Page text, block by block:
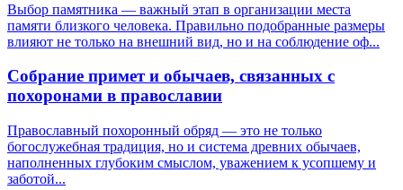
Выбор памятника — важный этап в организации места
памяти близкого человека. Правильно подобранные размеры
влияют не только на внешний вид, но и на соблюдение оф...
Собрание примет и обычаев, связанных с
похоронами в православии
Православный похоронный обряд — это не только
богослужебная традиция, но и система древних обычаев,
наполненных глубоким смыслом, уважением к усопшему и
заботой...